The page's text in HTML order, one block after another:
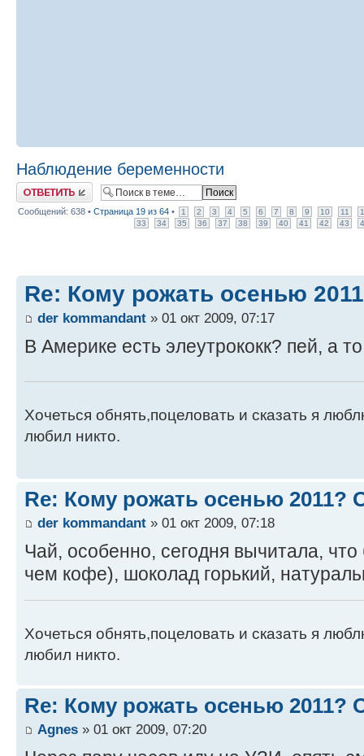
Наблюдение беременности
Ответить
Сообщений: 638 • Страница 19 из 64 • 1 2 3 4 5 6 7 8 9 10 11
33
34 35 36 37 38 39 40 41 42 43
Re: Кому рожать осенью
der kommandant » 01 окт 2009, 07:17
В Америке есть элеутрококк? пей, а
Хочеться обнять,поцеловать и сказать я
любил никто.
Re: Кому рожать осенью 2011?
der kommandant » 01 окт 2009, 07:18
Чай, особенно, сегодня вычитала,
чем кофе), шоколад горький,
Хочеться обнять,поцеловать и сказать я
любил никто.
Re: Кому рожать осенью 2011?
Agnes » 01 окт 2009, 07:20